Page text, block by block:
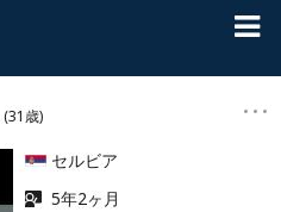
(31歳)
セルビア
5年2ヶ月